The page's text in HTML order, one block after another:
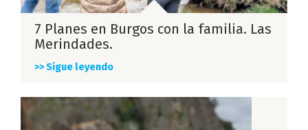
7 Planes en Burgos con la familia. Las
Merindades.
>> Sigue leyendo